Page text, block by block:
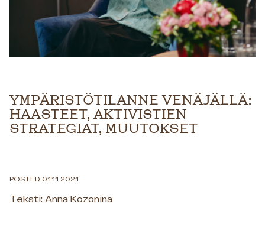
YMPÄRISTÖTILANNE VENÄJÄLLÄ:
HAASTEET, AKTIVISTIEN
STRATEGIAT, MUUTOKSET
POSTED 01.11.2021
Teksti: Anna Kozonina